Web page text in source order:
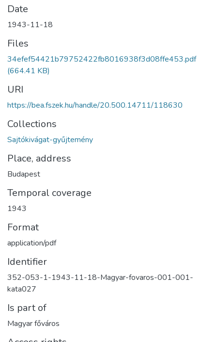
Date
1943-11-18
Files
34efef54421b79752422fb8016938f3d08ffe453.pdf
(664.41 KB)
URI
https://bea.fszek.hu/handle/20.500.14711/118630
Collections
Sajtókivágat-gyűjtemény
Place, address
Budapest
Temporal coverage
1943
Format
application/pdf
Identifier
352-053-1-1943-11-18-Magyar-fovaros-001-001-
kata027
Is part of
Magyar főváros